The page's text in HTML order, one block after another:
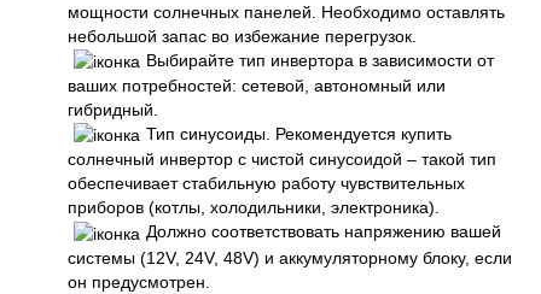
мощности солнечных панелей. Необходимо оставлять
небольшой запас во избежание перегрузок.
Выбирайте тип инвертора в зависимости от
ваших потребностей: сетевой, автономный или
гибридный.
Тип синусоиды. Рекомендуется купить
солнечный инвертор с чистой синусоидой – такой тип
обеспечивает стабильную работу чувствительных
приборов (котлы, холодильники, электроника).
Должно соответствовать напряжению вашей
системы (12V, 24V, 48V) и аккумуляторному блоку, если
он предусмотрен.